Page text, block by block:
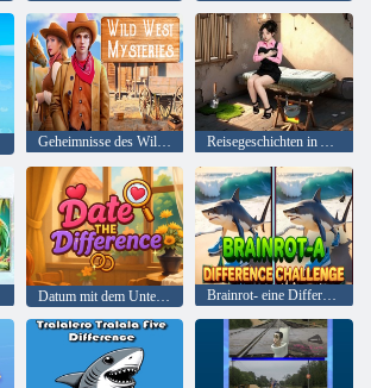
Geheimnisse des Wilden Westens Reisegeschichten in Asien
Datum mit dem Unterschied Brainrot- eine Differenzherausforderung